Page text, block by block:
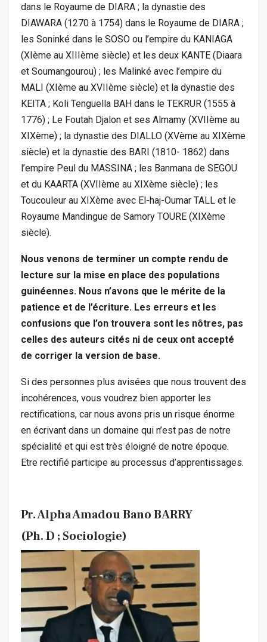
dans le Royaume de DIARA ; la dynastie des
DIAWARA (1270 à 1754) dans le Royaume de DIARA ;
les Soninké dans le SOSO ou l’empire du KANIAGA
(XIème au XIIIème siècle) et les deux KANTE (Diaara
et Soumangourou) ; les Malinké avec l’empire du
MALI (XIème au XVIIème siècle) et la dynastie des
KEITA ; Koli Tenguella BAH dans le TEKRUR (1555 à
1776) ; Le Foutah Djalon et ses Almamy (XVIIème au
XIXème) ; la dynastie des DIALLO (XVème au XIXème
siècle) et la dynastie des BARI (1810- 1862) dans
l’empire Peul du MASSINA ; les Banmana de SEGOU
et du KAARTA (XVIIème au XIXème siècle) ; les
Toucouleur au XIXème avec El-haj-Oumar TALL et le
Royaume Mandingue de Samory TOURE (XIXème
siècle).
Nous venons de terminer un compte rendu de
lecture sur la mise en place des populations
guinéennes. Nous n’avons que le mérite de la
patience et de l’écriture. Les erreurs et les
confusions que l’on trouvera sont les nôtres, pas
celles des auteurs cités ni de ceux ont accepté
de corriger la version de base.
Si des personnes plus avisées que nous trouvent des
incohérences, vous voudrez bien apporter les
rectifications, car nous avons pris un risque énorme
en écrivant dans un domaine qui n’est pas de notre
spécialité et qui est très éloigné de notre époque.
Etre rectifié participe au processus d’apprentissages.
Pr. Alpha Amadou Bano BARRY
(Ph. D ; Sociologie)